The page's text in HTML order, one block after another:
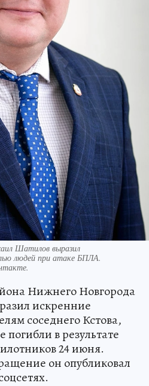
Шатилов выразил
людей при атаке БПЛА.
Нижнего Новгорода
искренние
соседнего Кстова,
в результате
24 июня.
он опубликовал